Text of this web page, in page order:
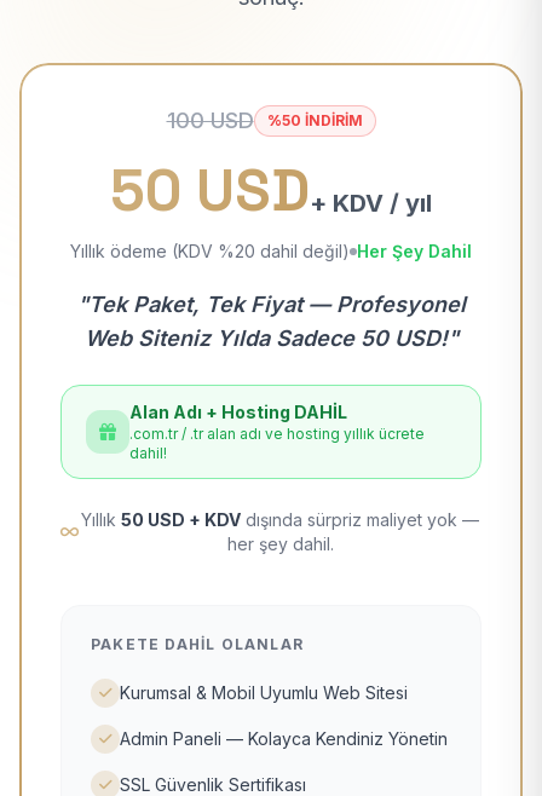
100 USD %50 İNDİRİM
50 USD+ KDV / yıl
Yıllık ödeme (KDV %20 dahil değil) Her Şey Dahil
"Tek Paket, Tek Fiyat — Profesyonel
Web Siteniz Yılda Sadece 50 USD!"
Alan Adı + Hosting DAHİL
.com.tr / .tr alan adı ve hosting yıllık ücrete
dahil!
Yıllık 50 USD + KDV dışında sürpriz maliyet yok —
her şey dahil.
PAKETE DAHIL OLANLAR
Kurumsal & Mobil Uyumlu Web Sitesi
Admin Paneli — Kolayca Kendiniz Yönetin
SSL Güvenlik Sertifikası